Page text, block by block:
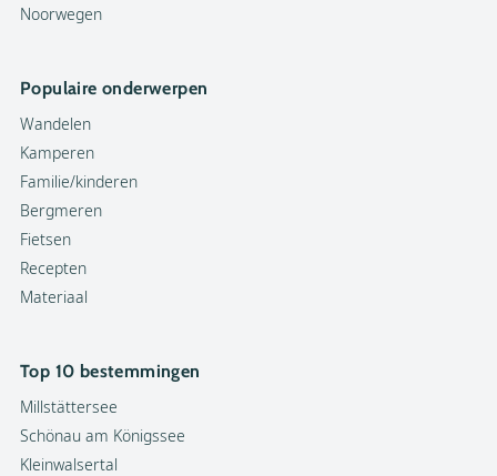
Noorwegen
Populaire onderwerpen
Wandelen
Kamperen
Familie/kinderen
Bergmeren
Fietsen
Recepten
Materiaal
Top 10 bestemmingen
Millstättersee
Schönau am Königssee
Kleinwalsertal